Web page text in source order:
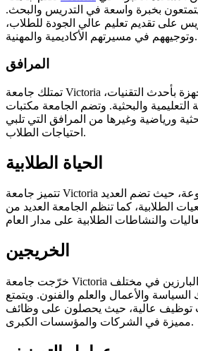
يتمتعون بخبرة واسعة في التدريس والبحث.
على تقديم تعليم عالي الجودة للطلاب،
وتوجيههم في مسيرتهم الأكاديمية والمهنية.
المرافق
تمتلك جامعة Victoria مرافق متطورة ومجهزة بأحدث التقنيات،
التعليمية والبحثية. وتضم الجامعة مكتبات
ورياضية وغيرها من المرافق التي تلبي
احتياجات الطلاب.
الحياة الطلابية
تتميز جامعة Victoria بحياة طلابية نشطة ومتنوعة، حيث تضم العديد
الطلابية، كما تنظم الجامعة العديد من
الخريجين
خرّجت جامعة Victoria العديد من القادة البارزين في مختلف
السياسة والأعمال والعلم والفنون. ويتمتع
توظيف عالية، حيث يحصلون على وظائف
مميزة في الشركات والمؤسسات الكبرى.